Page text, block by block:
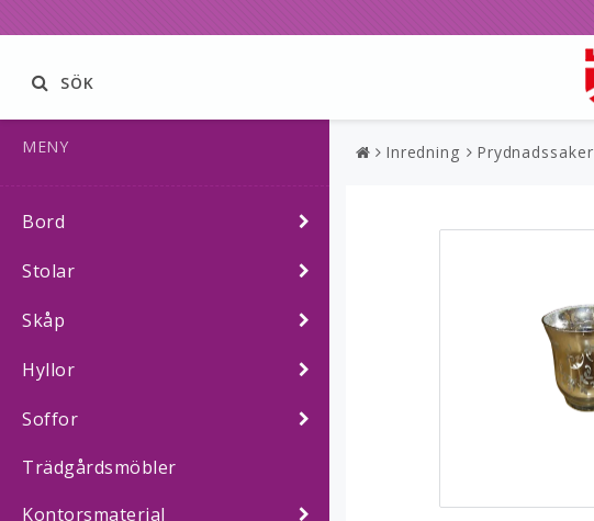
SÖK
MENY
Bord
Stolar
Skåp
Hyllor
Soffor
Trädgårdsmöbler
Kontorsmaterial
Inredning Prydnadssaker